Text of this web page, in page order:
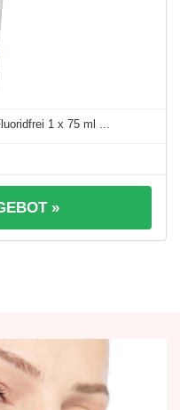
1 x 75 ml ...
»